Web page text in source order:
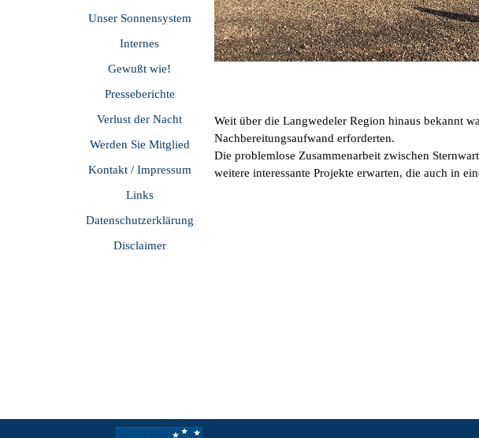
Unser Sonnensystem
Internes
Gewußt wie!
Presseberichte
Verlust der Nacht
Werden Sie Mitglied
Kontakt / Impressum
Links
Datenschutzerklärung
Disclaimer
Weit über die Langwedeler Region hinaus bekannt
Nachbereitungsaufwand erforderten.
Die problemlose Zusammenarbeit zwischen
weitere interessante Projekte erwarten, die auch in